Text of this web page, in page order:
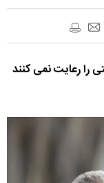
را رعایت نمی کنند